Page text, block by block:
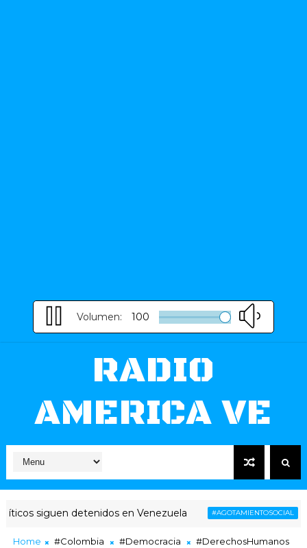
Volumen: 100
RADIO
AMERICA VE
siguen detenidos en Venezuela #AGOTAMIENTOSOCIAL
Home #Colombia #Democracia
#DerechosHumanos